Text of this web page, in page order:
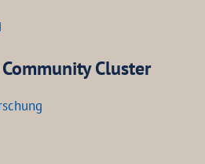
Cluster